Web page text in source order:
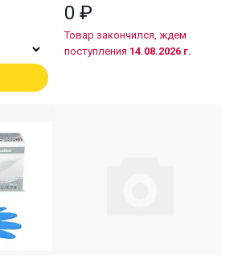
0 ₽
Товар закончился, ждем
поступления 14.08.2026 г.